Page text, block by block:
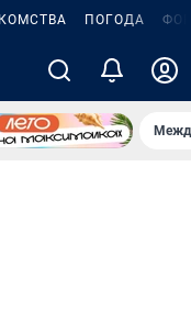
ПОГОДА